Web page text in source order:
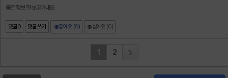
좋은 정보 잘 보고가내요
댓글0 댓글 쓰기 좋아요 (0) 싫어요 (0)
1 2